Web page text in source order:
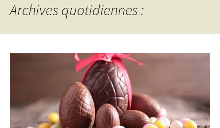
Archives quotidiennes :